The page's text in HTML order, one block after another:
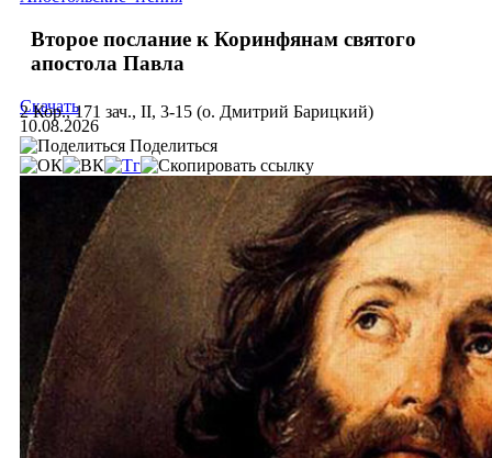
Второе послание к Коринфянам святого
апостола Павла
2 Кор., 171 зач., II, 3-15 (о. Дмитрий Барицкий)
Скачать
10.08.2026
Поделиться